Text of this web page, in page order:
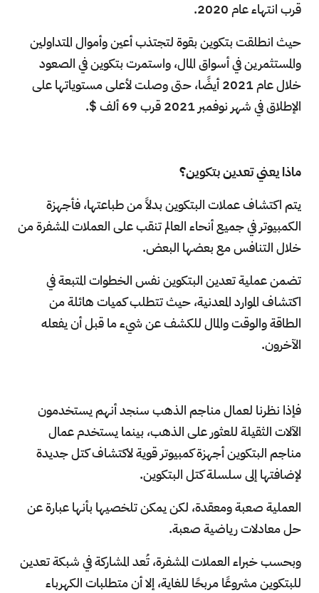
قرب انتهاء عام 2020.
حيث انطلقت بتكوين بقوة لتجتذب أعين وأموال المتداولين
والمستثمرين في أسواق المال، واستمرت بتكوين في الصعود
خلال عام 2021 أيضًا، حتى وصلت لأعلى مستوياتها على
الإطلاق في شهر نوفمبر 2021 قرب 69 ألف $.
ماذا يعني تعدين بتكوين؟
يتم اكتشاف عملات البتكوين بدلاً من طباعتها، فأجهزة
الكمبيوتر في جميع أنحاء العالم تنقب على العملات المشفرة من
خلال التنافس مع بعضها البعض.
تضمن عملية تعدين البتكوين نفس الخطوات المتبعة في
اكتشاف الموارد المعدنية، حيث تتطلب كميات هائلة من
الطاقة والوقت والمال للكشف عن شيء ما قبل أن يفعله
الآخرون.
فإذا نظرنا لعمال مناجم الذهب سنجد أنهم يستخدمون
الآلات الثقيلة للعثور على الذهب، بينما يستخدم عمال
مناجم البتكوين أجهزة كمبيوتر قوية لاكتشاف كتل جديدة
لإضافتها إلى سلسلة كتل البتكوين.
العملية صعبة ومعقدة، لكن يمكن تلخصيها بأنها عبارة عن
حل معادلات رياضية صعبة.
وبحسب خبراء العملات المشفرة، تُعد المشاركة في شبكة تعدين
للبتكوين مشروعًا مربحًا للغاية، إلا أن متطلبات الكهرباء